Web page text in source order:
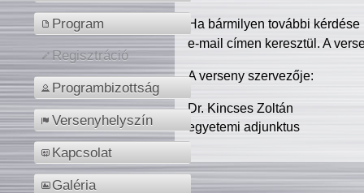
Program
Regisztráció
Programbizottság
Versenyhelyszín
Kapcsolat
Galéria
Ha bármilyen további
e-mail címen keresztül. A
A verseny szervezője:
Dr. Kincses Zoltán
egyetemi adjunktus